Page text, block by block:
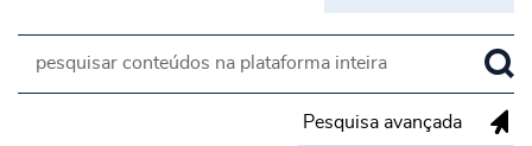
Pesquisa avançada